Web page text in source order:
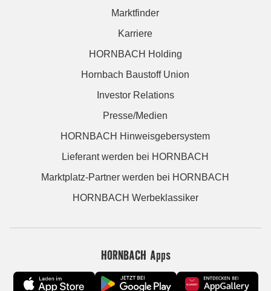
Marktfinder
Karriere
HORNBACH Holding
Hornbach Baustoff Union
Investor Relations
Presse/Medien
HORNBACH Hinweisgebersystem
Lieferant werden bei HORNBACH
Marktplatz-Partner werden bei HORNBACH
HORNBACH Werbeklassiker
HORNBACH Apps